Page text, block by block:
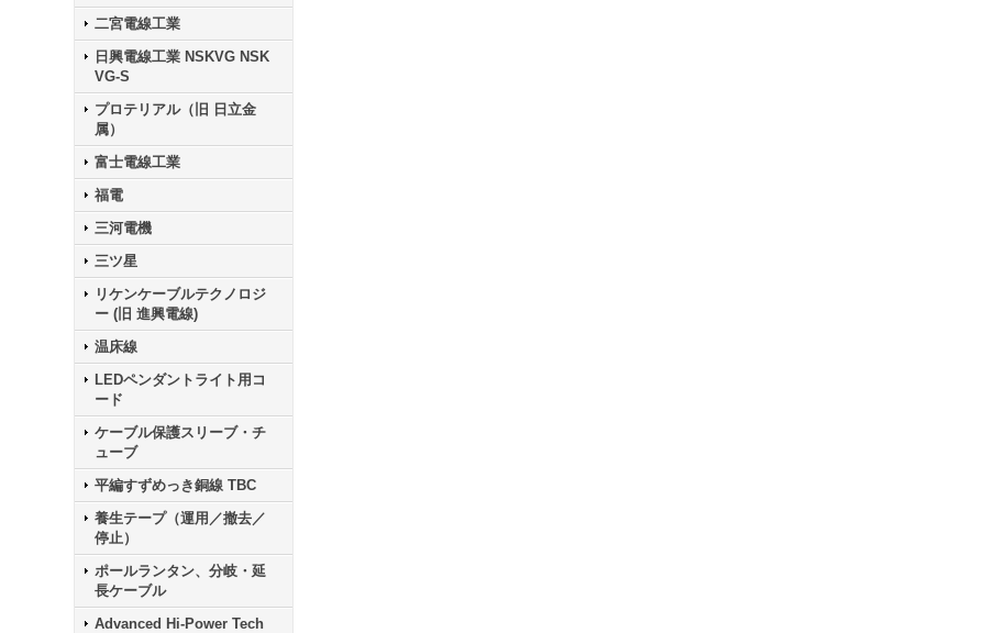
二宮電線工業
日興電線工業 NSKVG NSK
VG-S
プロテリアル（旧 日立金
属）
富士電線工業
福電
三河電機
三ツ星
リケンケーブルテクノロジ
ー (旧 進興電線)
温床線
LEDペンダントライト用コ
ード
ケーブル保護スリーブ・チ
ューブ
平編すずめっき銅線 TBC
養生テープ（運用／撤去／
停止）
ポールランタン、分岐・延
長ケーブル
Advanced Hi-Power Tech